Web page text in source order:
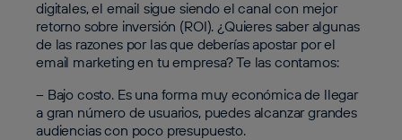
digitales, el email sigue siendo el canal con mejor
retorno sobre inversión (ROI). ¿Quieres saber algunas
de las razones por las que deberías apostar por el
email marketing en tu empresa? Te las contamos:
– Bajo costo. Es una forma muy económica de llegar
a gran número de usuarios, puedes alcanzar grandes
audiencias con poco presupuesto.